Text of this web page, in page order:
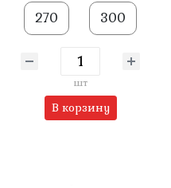
270 300
шт
В корзину